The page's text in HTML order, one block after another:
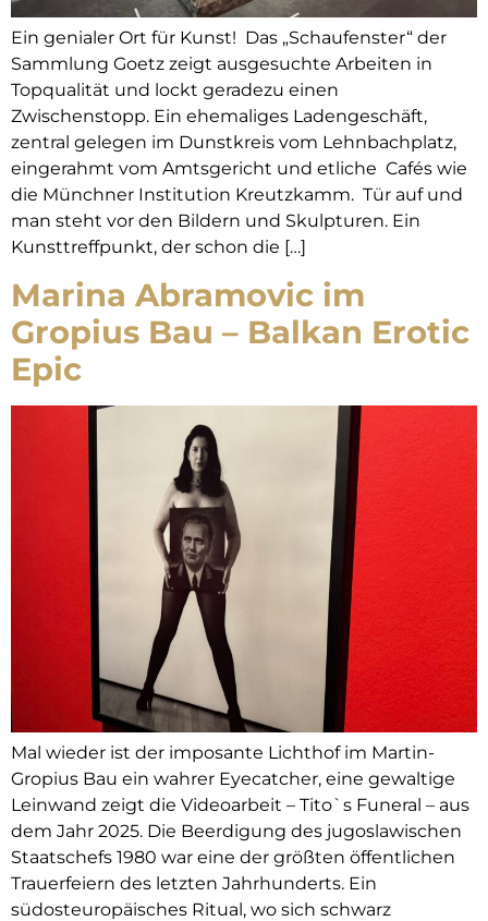
Ein genialer Ort für Kunst! Das „Schaufenster“ der
Sammlung Goetz zeigt ausgesuchte Arbeiten in
Topqualität und lockt geradezu einen
Zwischenstopp. Ein ehemaliges Ladengeschäft,
zentral gelegen im Dunstkreis vom Lehnbachplatz,
eingerahmt vom Amtsgericht und etliche Cafés wie
die Münchner Institution Kreutzkamm. Tür auf und
man steht vor den Bildern und Skulpturen. Ein
Kunsttreffpunkt, der schon die […]
Marina Abramovic im
Gropius Bau – Balkan Erotic
Epic
Mal wieder ist der imposante Lichthof im Martin-
Gropius Bau ein wahrer Eyecatcher, eine gewaltige
Leinwand zeigt die Videoarbeit – Tito`s Funeral – aus
dem Jahr 2025. Die Beerdigung des jugoslawischen
Staatschefs 1980 war eine der größten öffentlichen
Trauerfeiern des letzten Jahrhunderts. Ein
südosteuropäisches Ritual, wo sich schwarz